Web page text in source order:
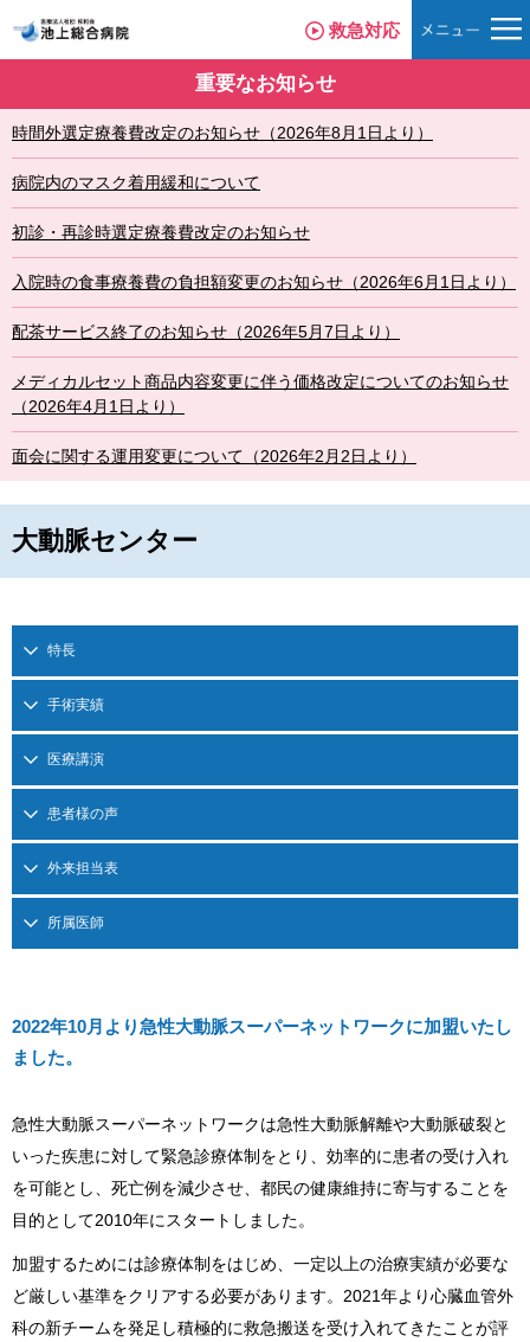
救急対応
重要なお知らせ
時間外選定療養費改定のお知らせ（2026年8月1日より）
病院内のマスク着用緩和について
初診・再診時選定療養費改定のお知らせ
入院時の食事療養費の負担額変更のお知らせ（2026年6月1日より）
配茶サービス終了のお知らせ（2026年5月7日より）
メディカルセット商品内容変更に伴う価格改定についてのお知らせ
（2026年4月1日より）
面会に関する運用変更について（2026年2月2日より）
大動脈センター
特長
手術実績
医療講演
患者様の声
外来担当表
所属医師
2022年10月より急性大動脈スーパーネットワークに加盟いたし
ました。
急性大動脈スーパーネットワークは急性大動脈解離や大動脈破裂と
いった疾患に対して緊急診療体制をとり、効率的に患者の受け入れ
を可能とし、死亡例を減少させ、都民の健康維持に寄与することを
目的として2010年にスタートしました。
加盟するためには診療体制をはじめ、一定以上の治療実績が必要な
ど厳しい基準をクリアする必要があります。2021年より心臓血管外
科の新チームを発足し積極的に救急搬送を受け入れてきたことが評